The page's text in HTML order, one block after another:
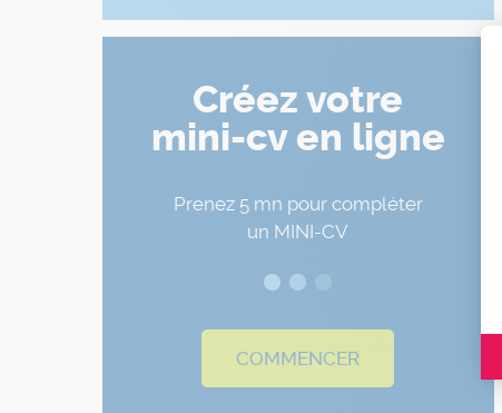
Créez votre
mini-cv en ligne
Prenez 5 mn pour compléter
un MINI-CV
COMMENCER